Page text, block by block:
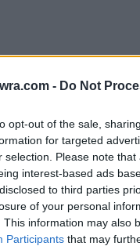
- Do Not
opt-out of the sale,
for targeted
selection. Please note
interest-based ads
to third parties
of your personal
This information may also
Participants that may
φωτογραφίες
να χτυπήσει
ακριβώς έτσι;